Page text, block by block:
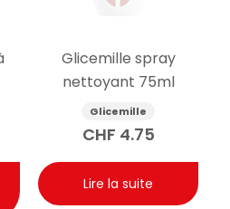
Glicemille spray
nettoyant 75ml
Glicemille
CHF 4.75
Lire la suite